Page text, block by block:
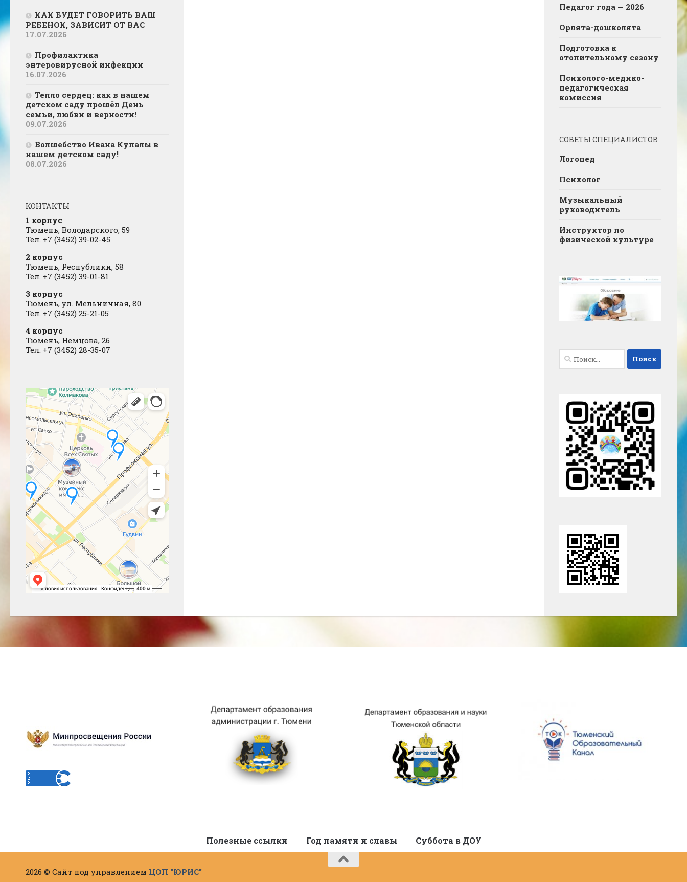
КАК БУДЕТ ГОВОРИТЬ ВАШ
РЕБЕНОК, ЗАВИСИТ ОТ ВАС
17.07.2026
Профилактика
энтеровирусной инфекции
16.07.2026
Тепло сердец: как в нашем
детском саду прошёл День
семьи, любви и верности!
09.07.2026
Волшебство Ивана Купалы в
нашем детском саду!
08.07.2026
КОНТАКТЫ
1 корпус
Тюмень, Володарского, 59
Тел. +7 (3452) 39-02-45
2 корпус
Тюмень, Республики, 58
Тел. +7 (3452) 39-01-81
3 корпус
Тюмень, ул. Мельничная, 80
Тел. +7 (3452) 25-21-05
4 корпус
Тюмень, Немцова, 26
Тел. +7 (3452) 28-35-07
Педагог года — 2026
Орлята-дошколята
Подготовка к
отопительному сезону
Психолого-медико-
педагогическая
комиссия
СОВЕТЫ СПЕЦИАЛИСТОВ
Логопед
Психолог
Музыкальный
руководитель
Инструктор по
физической культуре
Найти:
Полезные ссылки Год памяти и славы Суббота в ДОУ
2026 © Сайт под управлением ЦОП "ЮРИС"